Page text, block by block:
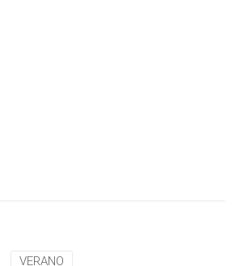
VERANO